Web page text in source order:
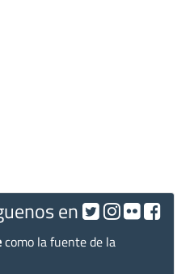
en
como la fuente de la